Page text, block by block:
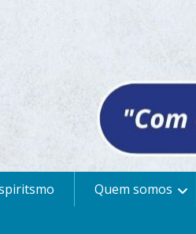
Quem somos